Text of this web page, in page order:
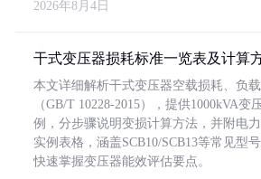
2026年8月4日
干式变压器损耗标准一览表及计算
本文详细解析干式变压器空载损耗、负
（GB/T 10228-2015），提供1000kVA变
例，分步骤说明变损计算方法，并附电
实例表格，涵盖SCB10/SCB13等常见型
快速掌握变压器能效评估要点。